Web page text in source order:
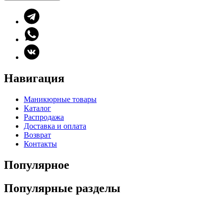
Навигация
Маникюрные товары
Каталог
Распродажа
Доставка и оплата
Возврат
Контакты
Популярное
Популярные разделы